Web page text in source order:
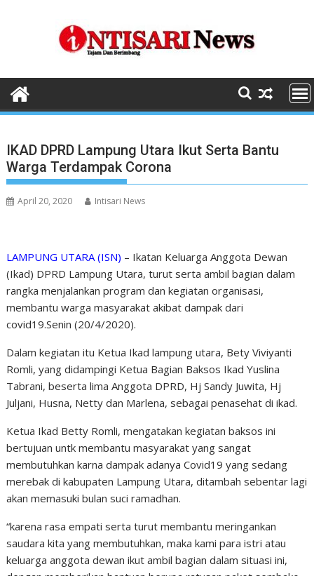
IKAD DPRD Lampung Utara Ikut Serta Bantu
Warga Terdampak Corona
April 20, 2020 Intisari News
LAMPUNG UTARA (ISN) – Ikatan Keluarga Anggota Dewan
(Ikad) DPRD Lampung Utara, turut serta ambil bagian dalam
rangka menjalankan program dan kegiatan organisasi,
membantu warga masyarakat akibat dampak dari
covid19.Senin (20/4/2020).
Dalam kegiatan itu Ketua Ikad lampung utara, Bety Viviyanti
Romli, yang didampingi Ketua Bagian Baksos Ikad Yuslina
Tabrani, beserta lima Anggota DPRD, Hj Sandy Juwita, Hj
Juljani, Husna, Netty dan Marlena, sebagai penasehat di ikad.
Ketua Ikad Betty Romli, mengatakan kegiatan baksos ini
bertujuan untk membantu masyarakat yang sangat
membutuhkan karna dampak adanya Covid19 yang sedang
merebak di kabupaten Lampung Utara, ditambah sebentar lagi
akan memasuki bulan suci ramadhan.
“karena rasa empati serta turut membantu meringankan
saudara kita yang membutuhkan, maka kami para istri atau
keluarga anggota dewan ikut ambil bagian dalam situasi ini,